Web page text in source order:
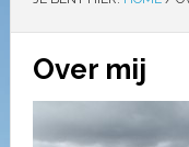
Over mij